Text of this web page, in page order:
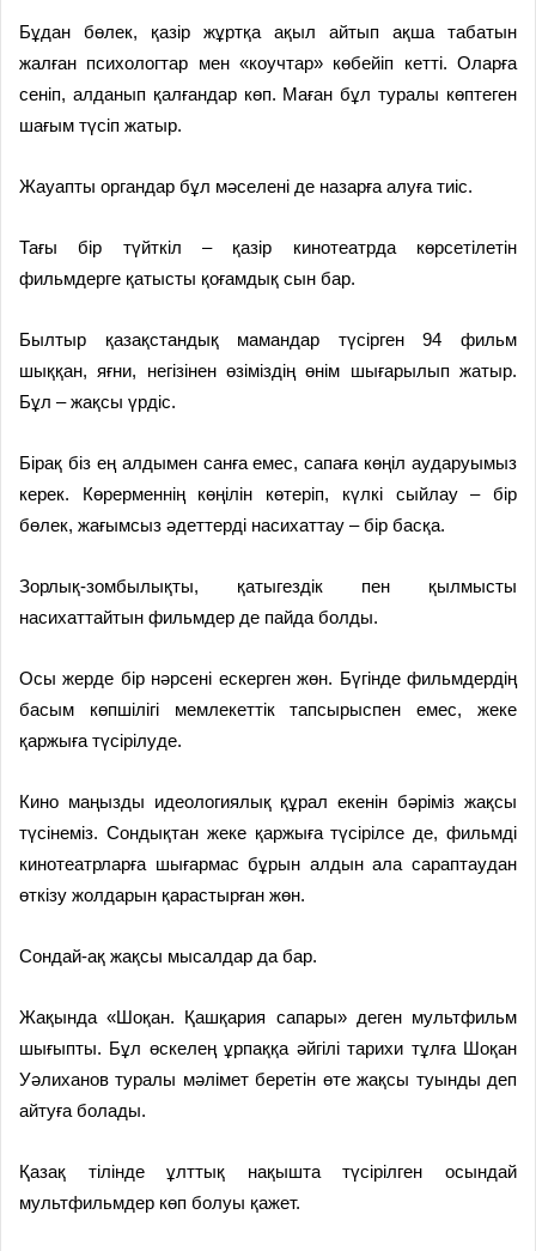
Бұдан бөлек, қазір жұртқа ақыл айтып ақша табатын
жалған психологтар мен «коучтар» көбейіп кетті. Оларға
сеніп, алданып қалғандар көп. Маған бұл туралы көптеген
шағым түсіп жатыр.
Жауапты органдар бұл мәселені де назарға алуға тиіс.
Тағы бір түйткіл – қазір кинотеатрда көрсетілетін
фильмдерге қатысты қоғамдық сын бар.
Былтыр қазақстандық мамандар түсірген 94 фильм
шыққан, яғни, негізінен өзіміздің өнім шығарылып жатыр.
Бұл – жақсы үрдіс.
Бірақ біз ең алдымен санға емес, сапаға көңіл аударуымыз
керек. Көрерменнің көңілін көтеріп, күлкі сыйлау – бір
бөлек, жағымсыз әдеттерді насихаттау – бір басқа.
Зорлық-зомбылықты, қатыгездік пен қылмысты
насихаттайтын фильмдер де пайда болды.
Осы жерде бір нәрсені ескерген жөн. Бүгінде фильмдердің
басым көпшілігі мемлекеттік тапсырыспен емес, жеке
қаржыға түсірілуде.
Кино маңызды идеологиялық құрал екенін бәріміз жақсы
түсінеміз. Сондықтан жеке қаржыға түсірілсе де, фильмді
кинотеатрларға шығармас бұрын алдын ала сараптаудан
өткізу жолдарын қарастырған жөн.
Сондай-ақ жақсы мысалдар да бар.
Жақында «Шоқан. Қашқария сапары» деген мультфильм
шығыпты. Бұл өскелең ұрпаққа әйгілі тарихи тұлға Шоқан
Уәлиханов туралы мәлімет беретін өте жақсы туынды деп
айтуға болады.
Қазақ тілінде ұлттық нақышта түсірілген осындай
мультфильмдер көп болуы қажет.